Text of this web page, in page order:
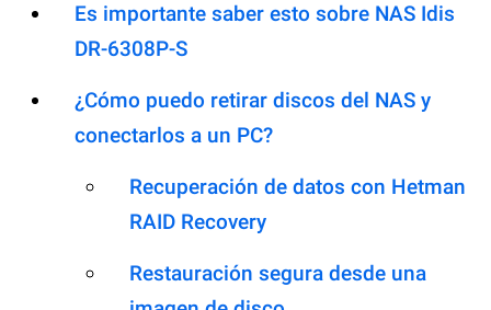
Es importante saber esto sobre NAS Idis
DR-6308P-S
¿Cómo puedo retirar discos del NAS y
conectarlos a un PC?
Recuperación de datos con Hetman
RAID Recovery
Restauración segura desde una